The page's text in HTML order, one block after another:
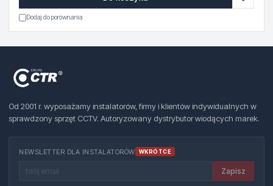
Dodaj do porównania
Od 2001 r. wyposażamy instalatorów, firmy i klientów indywidualnych w
sprawdzony sprzęt CCTV. Autoryzowany dystrybutor wiodących marek.
NEWSLETTER DLA INSTALATORÓW WKRÓTCE
Zapisz